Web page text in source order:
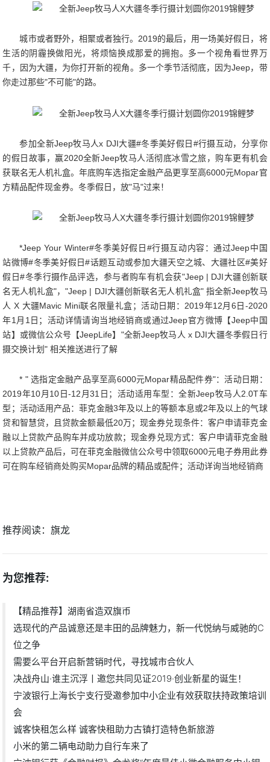
城市或者野外，相聚或者独行。2019的最后，用一场美好假日，将
生活的阴霾换做阳光，将烦恼换成那爱的拥抱。多一个视角看世界万
千，因为大疆，为你打开新的视角。多一个季节活彻底，因为Jeep，带
你走过那些"不可能"的路。
参加全新Jeep牧马人x DJI大疆#冬季美好假日#行摄互动，分享你
的假日故事，赢2020全新Jeep牧马人活彻底冰雪之旅，购车更有机会
获联名无人机礼盒。年底购车选指定金融产品更享至高6000元Mopar官
方精品配件现金券。冬季假日，放"马"过来！
*Jeep Your Winter#冬季美好假日#行摄互动内容：通过Jeep中国
站微博#冬季美好假日#话题互动或参加大疆天空之城、大疆社区#美好
假日#冬季行摄作品评选，参与者购车有机会获"Jeep | DJI大疆创新联
名无人机礼盒"，"Jeep | DJI大疆创新联名无人机礼盒" 指全新Jeep牧马
人 X 大疆Mavic Mini联名限量礼盒；活动日期：2019年12月6日-2020
年1月1日；活动详情请询当地经销商或通过Jeep官方微博【Jeep中国
站】或微信公众号【JeepLife】"全新Jeep牧马人 x DJI大疆冬季假日行
摄交换计划" 相关推送进行了解
* " 选指定金融产品享至高6000元Mopar精品配件券"：活动日期：
2019年10月10日-12月31日；活动适用车型：全新Jeep牧马人2.0T车
型；活动适用产品：菲克金融3年及以上的等额本息或2年及以上的气球
贷和智慧贷，且贷款金额最低20万；现金券兑现条件：客户申请菲克金
融以上贷款产品购车并成功放款；现金券兑现方式：客户申请菲克金融
以上贷款产品后，可在菲克金融微信公众号中领取6000元电子券用此券
可在购车经销商处购买Mopar品牌的精品或配件；活动详询当地经销商
推荐阅读：旗龙
为您推荐:
【精品推荐】湖南省造双旗币
选现代的产品诚意还是丰田的品牌魅力，新一代悦纳与威驰的C
位之争
需要么平台开启新营销时代，寻找城市合伙人
决战舟山·谁主沉浮丨邀您共同见证2019·创业新星的诞生！
宁波银行上海长宁支行受邀参加中小企业有效获取扶持政策培训
会
诚客快租怎么样 诚客快租助力古镇打造特色新旅游
小米的第二辆电动助力自行车来了